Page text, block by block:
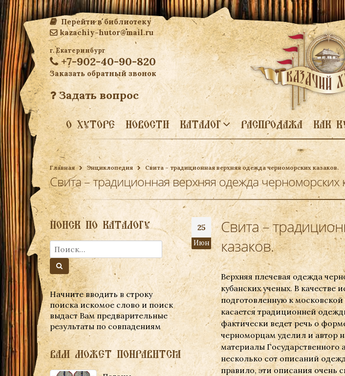
Перейти в библиотеку
kazachiy-hutor@mail.ru
г. Екатеринбург
+7-902-40-90-820
Заказать обратный звонок
Задать вопрос
О ХУТОРЕ НОВОСТИ КАТАЛОГ РАСПРОДАЖА КАК
Главная Энциклопедия Свита – традиционная верхняя одежда черноморских казаков.
Свита – традиционная верхняя одежда черноморских
25
Июн
Свита –
казаков.
Верхняя плечевая одежда
кубанских ученых. В
подготовленную к московской
касается традиционней
фактически ведет речь о
черноморцам уделил и автор
материалы Государственного
несколько сот описаний
правило, эти описания очень
ПОИСК ПО КАТАЛОГУ
Начните вводить в строку
поиска искомое слово и поиск
выдаст Вам предварительные
результаты по совпадениям
ВАМ МОЖЕТ ПОНРАВИТСЯ